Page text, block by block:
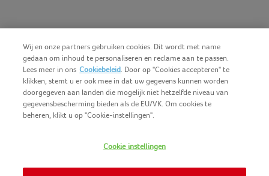
COPYRIGHT IGLO 2025
CONTACTEER ONS
Wij en onze partners gebruiken cookies. Dit wordt met name
gedaan om inhoud te personaliseren en reclame aan te passen.
Lees meer in ons Cookiebeleid. Door op "Cookies accepteren" te
klikken, stemt u er ook mee in dat uw gegevens kunnen worden
doorgegeven aan landen die mogelijk niet hetzelfde niveau van
gegevensbescherming bieden als de EU/VK. Om cookies te
beheren, klikt u op "Cookie-instellingen".
Cookie instellingen